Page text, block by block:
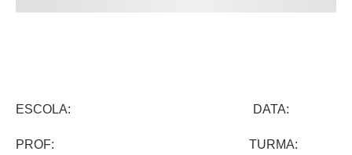
ESCOLA: DATA:
PROF: TURMA: